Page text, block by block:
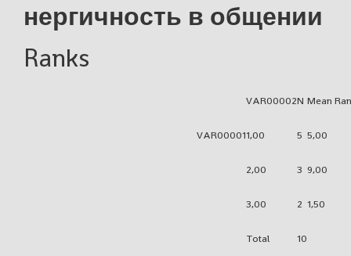
нергичность в общении
Ranks
VAR00002N Mean
VAR000011,00 5 5,00
2,00 3 9,00
3,00 2 1,50
Total 10